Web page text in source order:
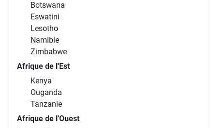
Botswana
Eswatini
Lesotho
Namibie
Zimbabwe
Afrique de l'Est
Kenya
Ouganda
Tanzanie
Afrique de l'Ouest